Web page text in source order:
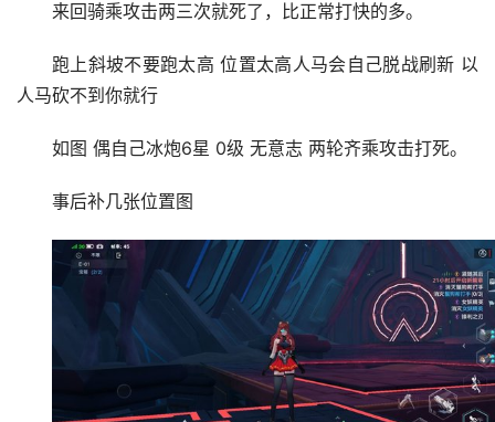
来回骑乘攻击两三次就死了，比正常打快的多。
跑上斜坡不要跑太高 位置太高人马会自己脱战刷新 以
人马砍不到你就行
如图 偶自己冰炮6星 0级 无意志 两轮齐乘攻击打死。
事后补几张位置图